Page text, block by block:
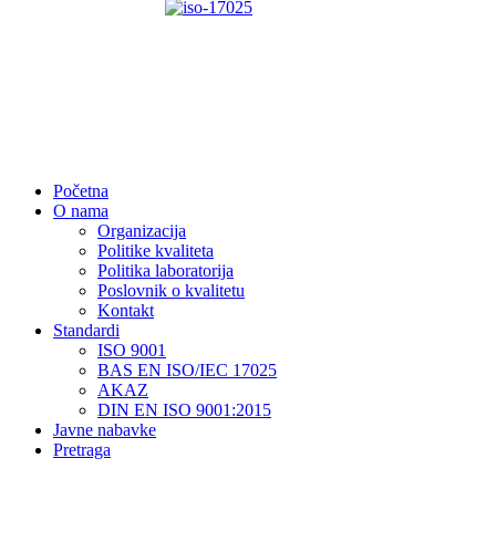
Početna
O nama
Organizacija
Politike kvaliteta
Politika laboratorija
Poslovnik o kvalitetu
Kontakt
Standardi
ISO 9001
BAS EN ISO/IEC 17025
AKAZ
DIN EN ISO 9001:2015
Javne nabavke
Pretraga